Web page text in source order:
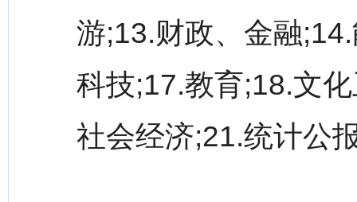
游;13.财政、金融
科技;17.教育;18.文
社会经济;21.统计公